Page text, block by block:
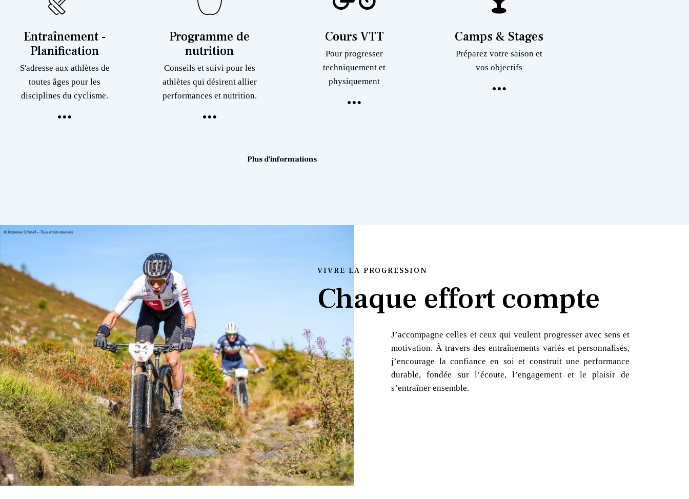
Entraînement -
Planification
S'adresse aux athlètes de
toutes âges pour les
disciplines du cyclisme.
Programme de
nutrition
Conseils et suivi pour les
athlètes qui désirent allier
performances et nutrition.
Cours VTT
Pour progresser
techniquement et
physiquement
Camps & Stages
Préparez votre saison et
vos objectifs
Plus d'informations
VIVRE LA PROGRESSION
Chaque effort compte
J’accompagne celles et ceux qui veulent progresser avec sens et
motivation. À travers des entraînements variés et personnalisés,
j’encourage la confiance en soi et construit une performance
durable, fondée sur l’écoute, l’engagement et le plaisir de
s’entraîner ensemble.